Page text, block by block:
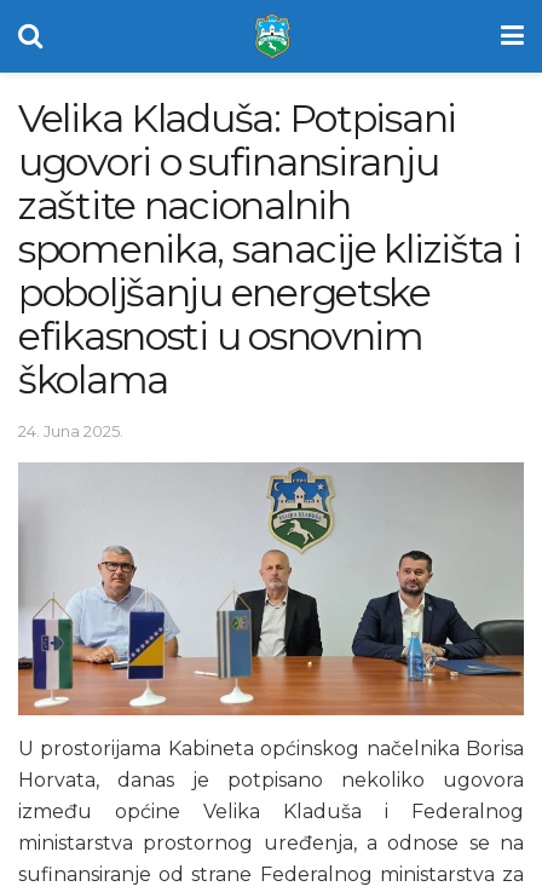
Velika Kladuša: Potpisani
ugovori o sufinansiranju
zaštite nacionalnih
spomenika, sanacije klizišta i
poboljšanju energetske
efikasnosti u osnovnim
školama
24. Juna 2025.
U prostorijama Kabineta općinskog načelnika Borisa
Horvata, danas je potpisano nekoliko ugovora
između općine Velika Kladuša i Federalnog
ministarstva prostornog uređenja, a odnose se na
sufinansiranje od strane Federalnog ministarstva za